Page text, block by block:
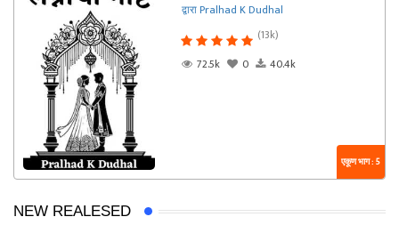
द्वारा Pralhad K Dudhal
(13k)
72.5k
0 40.4k
एकूण भाग : 5
NEW REALESED